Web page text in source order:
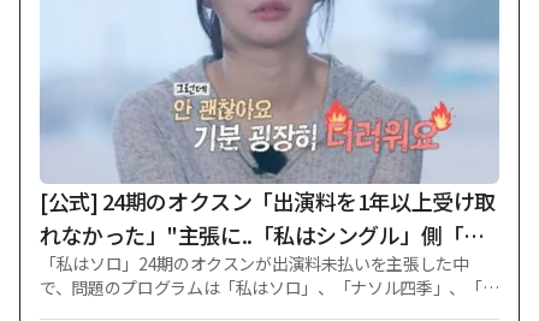
知らせた経緯がある。 その後、IUは2022年に俳優イ·ジョンソ
クと公開熱愛を知らせた後、今年の決別を認めた。 また、チ
ャン·ギハは18歳年下の俳優ユン·ガイとの熱愛を認め、話題
[公式] 24期のオクスン「出演料を1年以上受け取
れなかった」"主張に..「私はシングル」側「全
額支払い完了」
「私はソロ」24期のオクスンが出演料未払いを主張した中
で、問題のプログラムは「私はソロ」、「ナソル四季」、「チ